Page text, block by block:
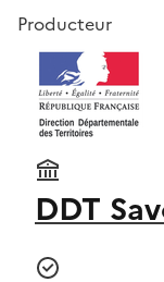
Producteur
DDT